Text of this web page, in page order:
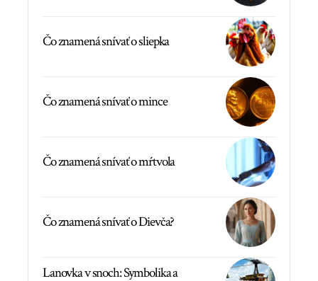
Čo znamená snívať o sliepka
Čo znamená snívať o mince
Čo znamená snívať o mŕtvola
Čo znamená snívať o Dievča?
Lanovka v snoch: Symbolika a